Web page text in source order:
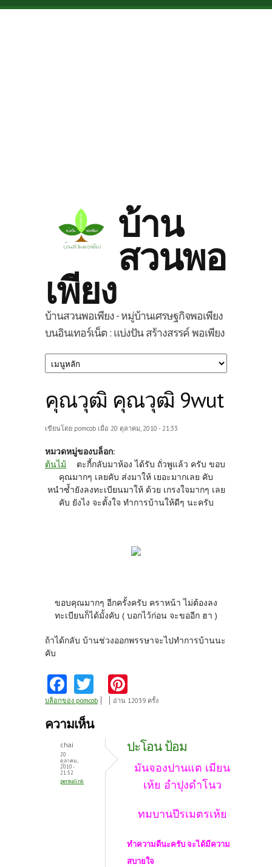
Skip to main content
บ้าน
สวนพอ
เพียง
บ้านสวนพอเพียง - หมู่บ้านเศรษฐกิจพอเพียง
บนอินเทอร์เน็ต : แบ่งปัน สร้างสรรค์ พอเพียง
คุณวุฒิ คุณวุฒิ 9wut
เขียนโดย pomcob เมื่อ 20 ตุลาคม, 2010 - 21:33
หมวดหมู่ของบล็อก:
ต้นไม้
ตะกี้กลับมาห้อง ได้รับ ถั่วพูแล้ว ครับ ขอบ
คุณมากๆ เลยคับ ส่งมาให้ เยอะมากเลย คับ
หนำซ้ำยังลงทะเบียนมาให้ ด้วย เกรงใจมากๆ เลย
คับ ยังไง จะตั้งใจ ทำการบ้านให้ดีๆ นะครับ
ขอบคุณมากๆ อีกครั้งครับ คราหน้า ไม่ต้องลง
ทะเบียนก็ได้มั้งคับ ( บอกไว้ก่อน จะขออีก ฮา )
ถ้าได้กลับ บ้านช่วงออกพรรษาจะไปทำการบ้านนะ
คับ
Fa
ce
b
o
o
k
w
itt
er
nt
es
t
บล็อกของ pomcob อ่าน 12039 ครั้ง
ความเห็น
chai
20
ตุลาคม,
2010 -
21:52
permalink
ปะโอน ป้อม
มันจองปานแต เมียน
เห้ย อำปุงดำโนว
ทมบานปีรเมตรเห้ย
ทำความดีนะครับ จะได้มีความ
สบายใจ